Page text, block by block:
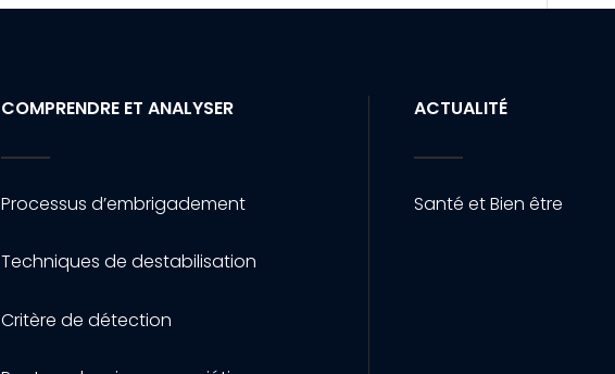
COMPRENDRE ET ANALYSER
Processus d’embrigadement
Techniques de destabilisation
Critère de détection
ACTUALITÉ
Santé et Bien être